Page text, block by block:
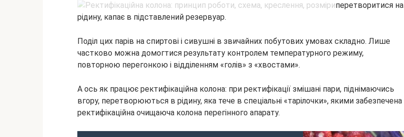
перетворитися на
рідину, капає в підставлений резервуар.
Поділ цих парів на спиртові і сивушні в звичайних побутових умовах складно. Лише
частково можна домогтися результату контролем температурного режиму,
повторною перегонкою і відділенням «голів» з «хвостами».
А ось як працює ректифікаційна колона: при ректифікації змішані пари, піднімаючись
вгору, перетворюються в рідину, яка тече в спеціальні «тарілочки», якими забезпечена
ректифікаційна очищаюча колона перегінного апарату.